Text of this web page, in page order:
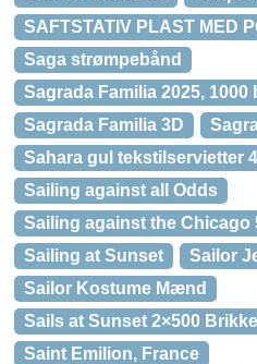
SAFTSTATIV PLAST MED
Saga strømpebånd
Sagrada Familia 2025, 1000
Sagrada Familia 3D
Sahara gul tekstilservietter
Sailing against all Odds
Sailing against the Chicago
Sailing at Sunset
Sailor
Sailor Kostume Mænd
Sails at Sunset 2×500
Saint Emilion, France